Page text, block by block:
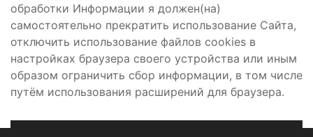
обработки Информации я должен(на)
самостоятельно прекратить использование Сайта,
отключить использование файлов cookies в
настройках браузера своего устройства или иным
образом ограничить сбор информации, в том числе
путём использования расширений для браузера.